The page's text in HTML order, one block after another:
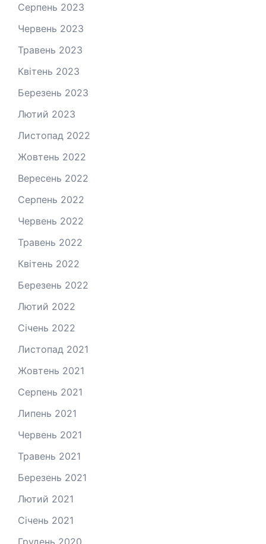
Серпень 2023
Червень 2023
Травень 2023
Квітень 2023
Березень 2023
Лютий 2023
Листопад 2022
Жовтень 2022
Вересень 2022
Серпень 2022
Червень 2022
Травень 2022
Квітень 2022
Березень 2022
Лютий 2022
Січень 2022
Листопад 2021
Жовтень 2021
Серпень 2021
Липень 2021
Червень 2021
Травень 2021
Березень 2021
Лютий 2021
Січень 2021
Грудень 2020